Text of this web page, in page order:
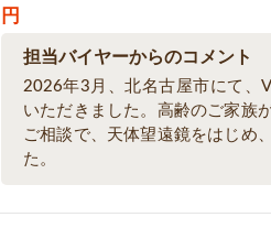
円
担当バイヤーからのコメント
2026年3月、北名古屋市にて、
いただきました。高齢のご家族
ご相談で、天体望遠鏡をはじめ
た。